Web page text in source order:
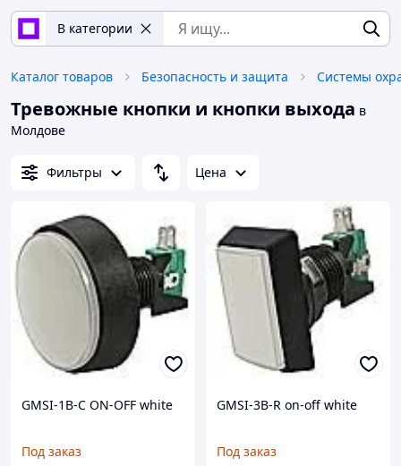
В категории
Каталог товаров Безопасность и защита Системы
Тревожные кнопки и кнопки выхода в
Молдове
Фильтры Цена
GMSI-1B-C ON-OFF white
Под заказ
GMSI-3B-R on-off white
Под заказ